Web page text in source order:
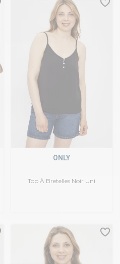
Top À Bretelles Noir Uni
ONLY